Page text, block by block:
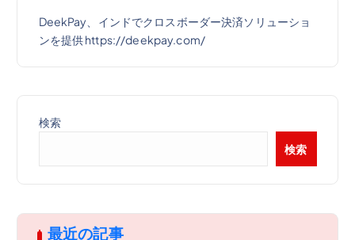
DeekPay、インドでクロスボーダー決済ソリューショ
ンを提供 https://deekpay.com/
検索
検索
最近の記事